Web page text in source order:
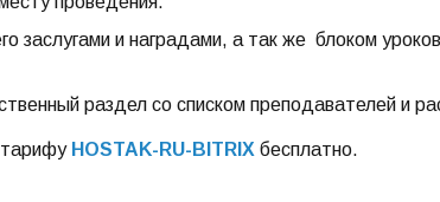
заслугами и наградами, а так же блоком
раздел со списком преподавателей и
тарифу HOSTAK-RU-BITRIX бесплатно.